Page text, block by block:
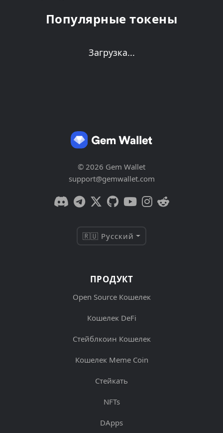
Популярные токены
Загрузка...
© 2026 Gem Wallet
support@gemwallet.com
🇷🇺 Русский
ПРОДУКТ
Open Source Кошелек
Кошелек DeFi
Стейблкоин Кошелек
Кошелек Meme Coin
Стейкать
NFTs
DApps